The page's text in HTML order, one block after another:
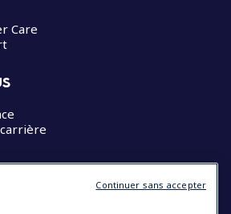
Care
Continuer sans accepter